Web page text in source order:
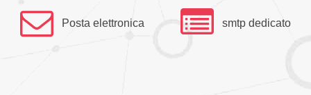
Posta elettronica smtp dedicato